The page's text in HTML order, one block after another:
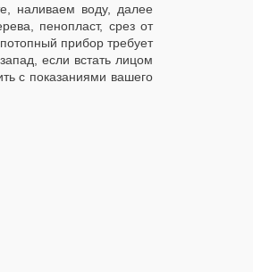
наливаем воду, далее
пенопласт, срез от
прибор требует
если встать лицом
с показаниями вашего